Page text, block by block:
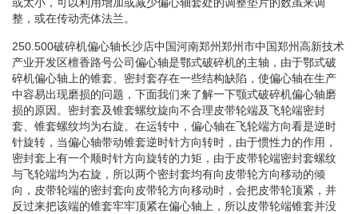
整，或在传动壳体法兰。
250.500破碎机偏心轴长沙店中国河南郑州郑州市中国郑州高新技术
产业开发区檀香路号公司偏心轴是鄂式破碎机的主轴，由于鄂式破
碎机偏心轴上的锥套、密封套存在一些结构缺陷，使偏心轴在生产
中容易出现磨损的问题，下面我们来了解一下颚式破碎机偏心轴磨
损的原因。密封套及锥套螺纹旋向不合理皮带轮端及飞轮端密封
套、锥套螺纹均为右旋。在运转中，偏心轴在飞轮端方向看是逆时
针旋转，当偏心轴带动锥套逆时针方向转时，由于惯性力的作用，
密封套上有一个顺时针方向旋转的力矩，由于皮带轮端密封套螺纹
与飞轮端均为右旋，所以两个密封套均有向皮带轮方向移动的倾
向，皮带轮端的密封套向皮带轮方向移动时，会把皮带轮顶紧，并
反过来把该端的锥套牢牢顶紧在偏心轴上，所以皮带轮端锥套并没